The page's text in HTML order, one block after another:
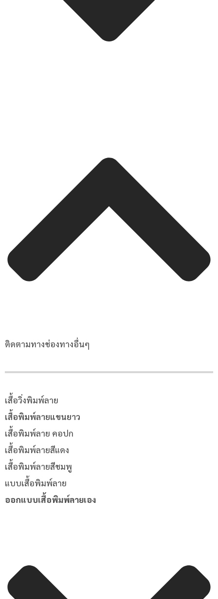
ติดตามทางช่องทางอื่นๆ
เสื้อวิ่งพิมพ์ลาย
เสื้อพิมพ์ลายแขนยาว
เสื้อพิมพ์ลาย คอปก
เสื้อพิมพ์ลายสีแดง
เสื้อพิมพ์ลายสีชมพู
แบบเสื้อพิมพ์ลาย
ออกแบบเสื้อพิมพ์ลายเอง